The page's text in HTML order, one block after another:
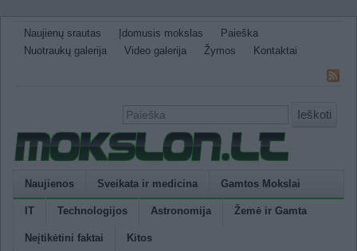
Naujienų srautas Įdomusis mokslas
Paieška
Nuotraukų galerija
Video galerija Žymos Kontaktai
Ieškoti
Naujienos Sveikata ir medicina Gamtos Mokslai
IT Technologijos Astronomija Žemė ir Gamta
Neįtikėtini faktai Kitos